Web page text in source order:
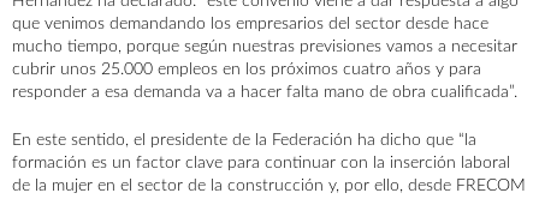
AGENDAACTUALIDADCONTACTO
que venimos demandando los empresarios del sector desde hace
mucho tiempo, porque según nuestras previsiones vamos a necesitar
cubrir unos 25.000 empleos en los próximos cuatro años y para
responder a esa demanda va a hacer falta mano de obra cualificada”.
En este sentido, el presidente de la Federación ha dicho que “la
formación es un factor clave para continuar con la inserción laboral
de la mujer en el sector de la construcción y, por ello, desde FRECOM